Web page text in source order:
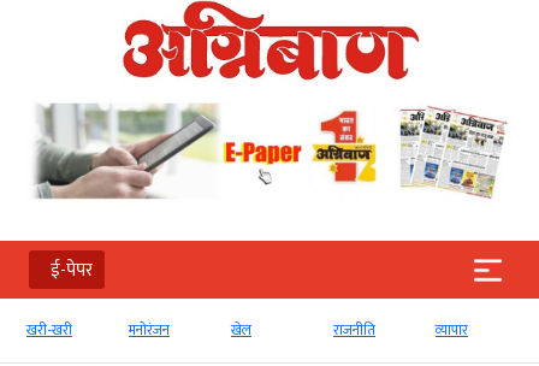
ई-पेपर
खरी-खरी मनोरंजन खेल राजनीति व्‍यापार